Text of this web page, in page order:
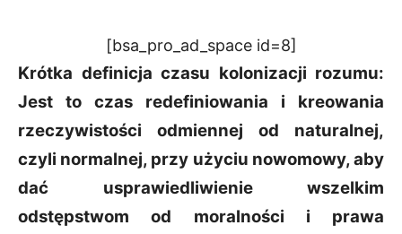
[bsa_pro_ad_space id=8]
Krótka definicja czasu kolonizacji rozumu:
Jest to czas redefiniowania i kreowania
rzeczywistości odmiennej od naturalnej,
czyli normalnej, przy użyciu nowomowy, aby
dać usprawiedliwienie wszelkim
odstępstwom od moralności i prawa